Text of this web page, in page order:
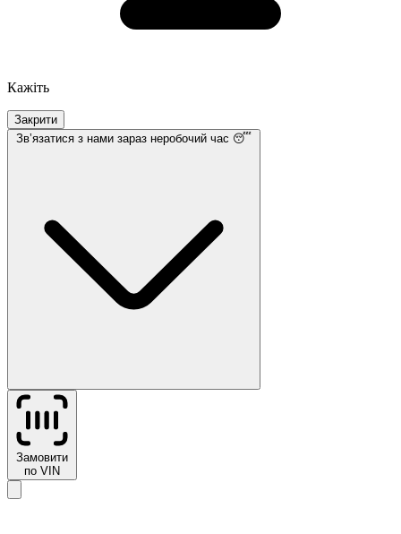
Кажіть
Закрити
Звʼязатися з нами зараз неробочий час 😴
Замовити
по VIN